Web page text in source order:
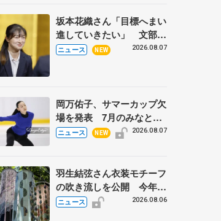
坂本花織さん「目標へまい
進していきたい」 文部科
学省スポーツ表彰式で代表
ニュース NEW 2026.08.07
岡万佑子、サマーカップ欠
場を発表 7月のみなとア
クルス杯は腰痛の影響で
ニュース NEW 2026.08.07
羽生結弦さん衣装モチーフ
の吹き流しを公開 今年は
「春よ、来い」、仙台の瑞
ニュース 2026.08.06